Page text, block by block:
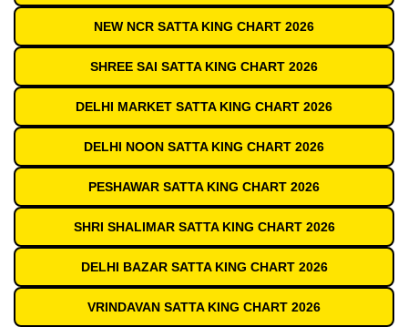
NEW NCR SATTA KING CHART 2026
SHREE SAI SATTA KING CHART 2026
DELHI MARKET SATTA KING CHART 2026
DELHI NOON SATTA KING CHART 2026
PESHAWAR SATTA KING CHART 2026
SHRI SHALIMAR SATTA KING CHART 2026
DELHI BAZAR SATTA KING CHART 2026
VRINDAVAN SATTA KING CHART 2026